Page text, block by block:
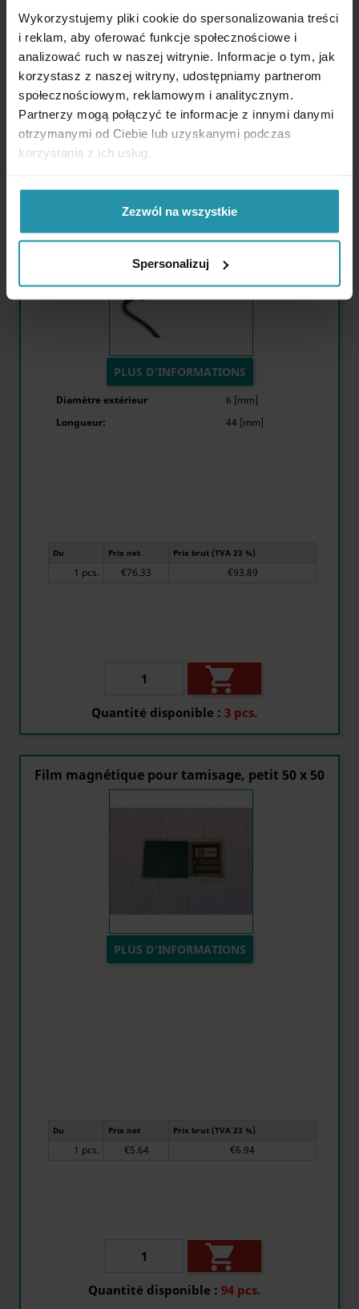
Wykorzystujemy pliki cookie do spersonalizowania treści
i reklam, aby oferować funkcje społecznościowe i
analizować ruch w naszej witrynie. Informacje o tym, jak
korzystasz z naszej witryny, udostępniamy partnerom
społecznościowym, reklamowym i analitycznym.
Partnerzy mogą połączyć te informacje z innymi danymi
otrzymanymi od Ciebie lub uzyskanymi podczas
korzystania z ich usług.
Zezwól na wszystkie
Spersonalizuj

Quantité disponible : 4 pcs.
PLUS D'INFORMATIONS
Diamètre extérieur
6 [mm]
Longueur:
44 [mm]
Du Prix net Prix brut (TVA 23 %)
1 pcs. €76.33 €93.89

Quantité disponible : 3 pcs.
Film magnétique pour tamisage, petit 50 x 50
PLUS D'INFORMATIONS
Du Prix net Prix brut (TVA 23 %)
1 pcs. €5.64 €6.94

Quantité disponible : 94 pcs.